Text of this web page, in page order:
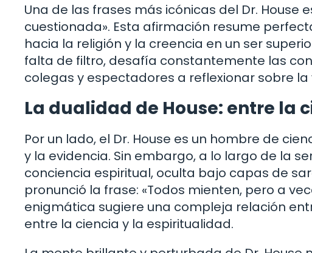
Una de las frases más icónicas del Dr. House
cuestionada». Esta afirmación resume
hacia la religión y la creencia en un ser
falta de filtro, desafía constantemente las
colegas y espectadores a reflexionar sobre
La dualidad de House: entre la
Por un lado, el Dr. House es un hombre de
y la evidencia. Sin embargo, a lo largo de la
conciencia espiritual, oculta bajo capas de
pronunció la frase: «Todos mienten, pero a
enigmática sugiere una compleja relación
entre la ciencia y la espiritualidad.